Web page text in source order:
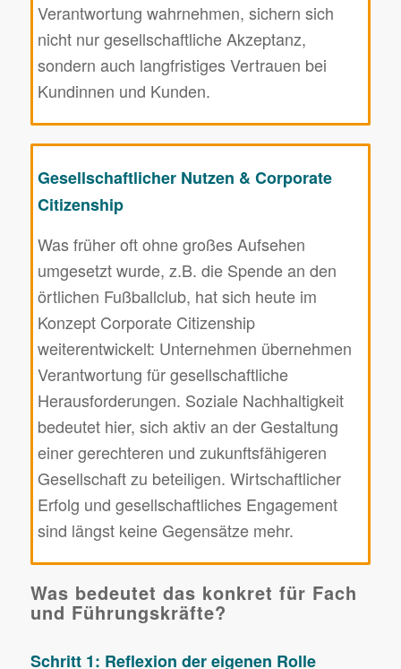
Verantwortung wahrnehmen, sichern sich
nicht nur gesellschaftliche Akzeptanz,
sondern auch langfristiges Vertrauen bei
Kundinnen und Kunden.
Gesellschaftlicher Nutzen & Corporate
Citizenship
Was früher oft ohne großes Aufsehen
umgesetzt wurde, z.B. die Spende an den
örtlichen Fußballclub, hat sich heute im
Konzept Corporate Citizenship
weiterentwickelt: Unternehmen übernehmen
Verantwortung für gesellschaftliche
Herausforderungen. Soziale Nachhaltigkeit
bedeutet hier, sich aktiv an der Gestaltung
einer gerechteren und zukunftsfähigeren
Gesellschaft zu beteiligen. Wirtschaftlicher
Erfolg und gesellschaftliches Engagement
sind längst keine Gegensätze mehr.
Was bedeutet das konkret für Fach
und Führungskräfte?
Schritt 1: Reflexion der eigenen Rolle